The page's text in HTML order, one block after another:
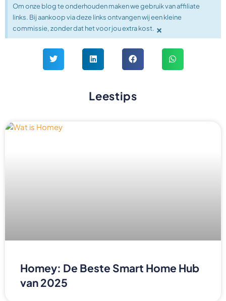
Om onze blog te onderhouden maken we gebruik van affiliate
links. Bij aankoop via deze links ontvangen wij een kleine
commissie, zonder dat het voor jou extra kost. ×
Leestips
Homey: De Beste Smart Home Hub
van 2025